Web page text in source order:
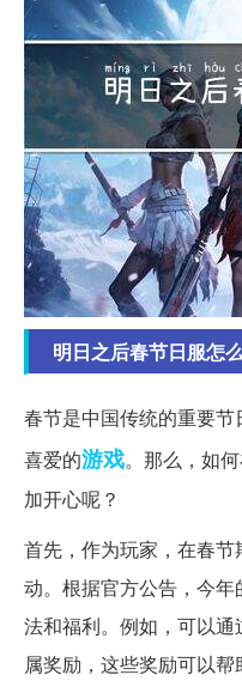
明日之后春节日服怎
春节是中国传统的重要
喜爱的游戏。那么，如
加开心呢？
首先，作为玩家，在春
动。根据官方公告，今
法和福利。例如，可以
属奖励，这些奖励可以